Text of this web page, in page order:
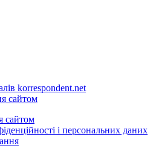
korrespondent.net
сайтом
сайтом
і персональних даних